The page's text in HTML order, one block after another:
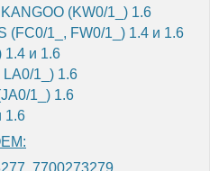
(KW0/1_) 1.6
(FC0/1_, FW0/1_) 1.4 и 1.6
1.4 и 1.6
LA0/1_) 1.6
1_) 1.6
1.6
7700273279,